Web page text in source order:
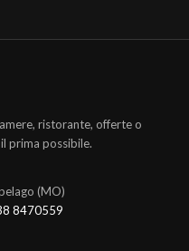
ristorante, offerte o
prima possibile.
(MO)
8470559